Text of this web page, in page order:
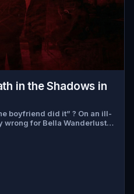
in the Shadows in
boyfriend did it” ? On an ill-
wrong for Bella Wanderlust
travel blogger, was
led by the theatrical Percy
Percy, the ghost tour
murderer before they strike